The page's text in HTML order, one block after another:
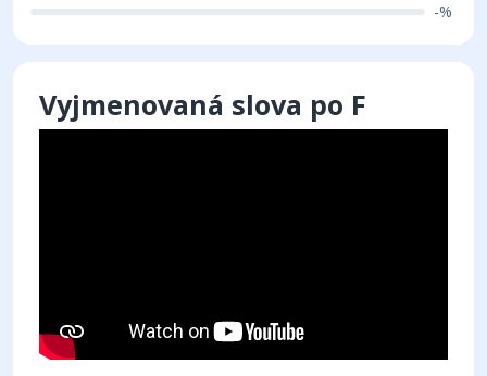
-%
Vyjmenovaná slova po F